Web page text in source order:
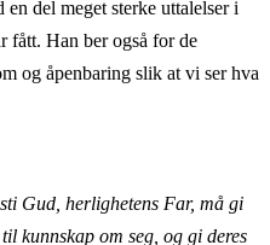
del meget sterke uttalelser i
fått. Han ber også for de
og åpenbaring slik at vi ser hva
Gud, herlighetens Far, må gi
kunnskap om seg, og gi deres